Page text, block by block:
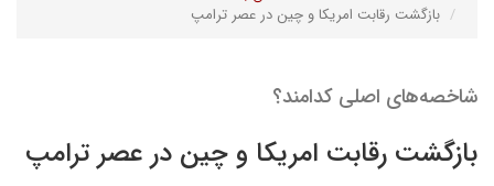
بازگشت رقابت امریکا و چین در عصر ترامپ
شاخصه‌های اصلی کدامند؟
بازگشت رقابت امریکا و چین در عصر ترامپ